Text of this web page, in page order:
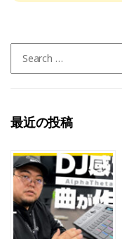
for:
最近の投稿